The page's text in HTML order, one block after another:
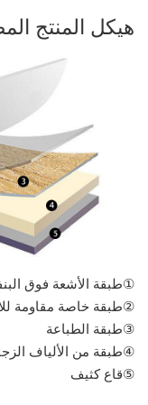
هيكل المنتج
①طبقة الأشعة فوق
②طبقة خاصة مقاومة
③طبقة الطباعة
④طبقة من الألياف
⑤قاع كثيف